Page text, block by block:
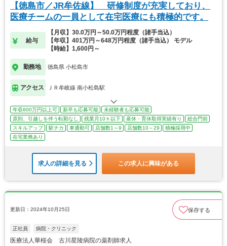
【徳島市／JR牟佐線】 研修制度が充実しており、
医療チームの一員として在宅医療にも積極的です。
給与
【月収】30.0万円～50.0万円程度（諸手当込）
【年収】401万円～648万円程度（諸手当込） モデル
【時給】1,600円～
勤務地 徳島県 小松島市
アクセス ＪＲ牟岐線 南小松島駅
年収600万円以上可 新卒も応募可能
未経験者も応募可能
原則、引越しを伴う転勤なし
残業月10ｈ以下 産休・育休取得実績有り
総合門前
スキルアップ
駅チカ 車通勤可 店舗数1～9 店舗数10～29
積極採用中
在宅業務あり
求人の詳細を見る この求人に興味がある
更新日：2024年10月25日 保存する
正社員 病院・クリニック
医療法人華桜会 古川星陵病院の薬剤師求人